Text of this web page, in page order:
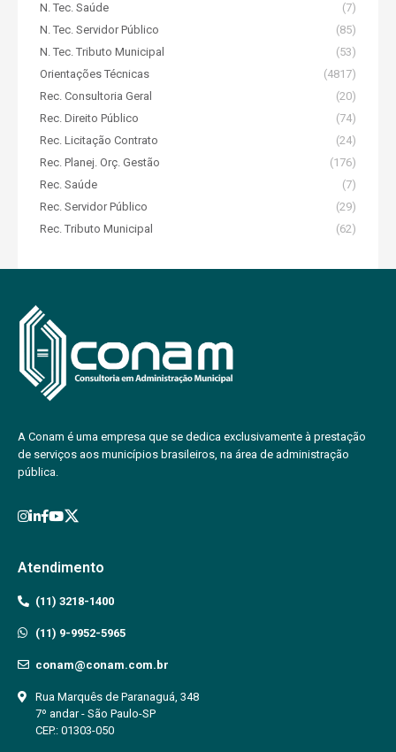
N. Tec. Saúde
(7)
N. Tec. Servidor Público
(85)
N. Tec. Tributo Municipal
(53)
Orientações Técnicas
(4817)
Rec. Consultoria Geral
(20)
Rec. Direito Público
(74)
Rec. Licitação Contrato
(24)
Rec. Planej. Orç. Gestão
(176)
Rec. Saúde
(7)
Rec. Servidor Público
(29)
Rec. Tributo Municipal
(62)
A Conam é uma empresa que se dedica exclusivamente à prestação
de serviços aos municípios brasileiros, na área de administração
pública.
Atendimento
(11) 3218-1400
(11) 9-9952-5965
conam@conam.com.br
Rua Marquês de Paranaguá, 348
7º andar - São Paulo-SP
CEP.: 01303-050